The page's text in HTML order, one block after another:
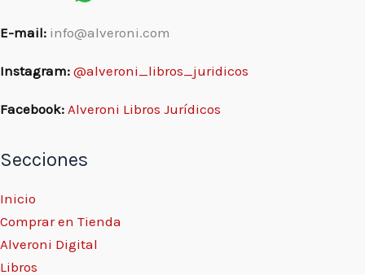
E-mail: info@alveroni.com
Instagram: @alveroni_libros_juridicos
Facebook: Alveroni Libros Jurídicos
Secciones
Inicio
Comprar en Tienda
Alveroni Digital
Libros